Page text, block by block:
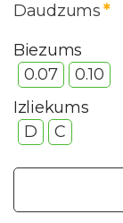
Daudzums
Biezums
0.07
0.10
Izliekums
D
С